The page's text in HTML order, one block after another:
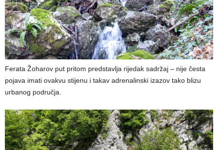
Ferata Žoharov put pritom predstavlja rijedak sadržaj – nije česta
pojava imati ovakvu stijenu i takav adrenalinski izazov tako blizu
urbanog područja.